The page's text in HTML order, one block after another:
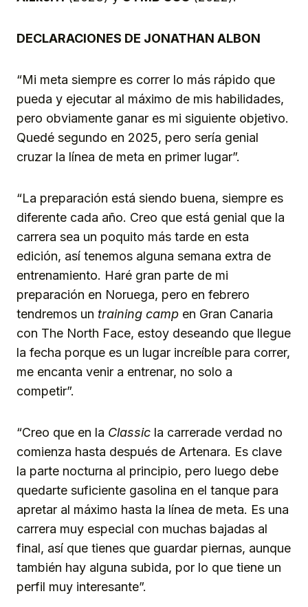
DECLARACIONES DE JONATHAN ALBON
“Mi meta siempre es correr lo más rápido que
pueda y ejecutar al máximo de mis habilidades,
pero obviamente ganar es mi siguiente objetivo.
Quedé segundo en 2025, pero sería genial
cruzar la línea de meta en primer lugar”.
“La preparación está siendo buena, siempre es
diferente cada año. Creo que está genial que la
carrera sea un poquito más tarde en esta
edición, así tenemos alguna semana extra de
entrenamiento. Haré gran parte de mi
preparación en Noruega, pero en febrero
tendremos un training camp en Gran Canaria
con The North Face, estoy deseando que llegue
la fecha porque es un lugar increíble para correr,
me encanta venir a entrenar, no solo a
competir”.
“Creo que en la Classic la carrerade verdad no
comienza hasta después de Artenara. Es clave
la parte nocturna al principio, pero luego debe
quedarte suficiente gasolina en el tanque para
apretar al máximo hasta la línea de meta. Es una
carrera muy especial con muchas bajadas al
final, así que tienes que guardar piernas, aunque
también hay alguna subida, por lo que tiene un
perfil muy interesante”.